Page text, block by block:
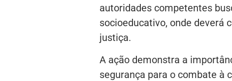
autoridades competentes
socioeducativo, onde deverá
justiça.
A ação demonstra a
segurança para o combate à